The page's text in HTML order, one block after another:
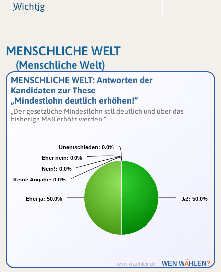
Wichtig
MENSCHLICHE WELT
(Menschliche Welt)
Ja!: 50.0%
Ja!: 50.0%
Eher ja: 50.0%
Eher ja: 50.0%
Unentschieden: 0.0%
Unentschieden: 0.0%
Eher nein: 0.0%
Eher nein: 0.0%
Nein!: 0.0%
Nein!: 0.0%
Keine Angabe: 0.0%
Keine Angabe: 0.0%
wen-waehlen.de – WEN WÄHLEN?
MENSCHLICHE WELT: Antworten der
Kandidaten zur These
„Mindestlohn deutlich erhöhen!“
„Der gesetzliche Mindestlohn soll deutlich und über das
bisherige Maß erhöht werden.“